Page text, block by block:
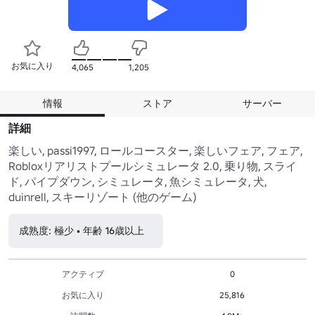
お気に入り 4,065 1,205
情報 ストア サーバー
詳細
楽しい, passi1997, ロールコースター, 楽しいフェア, フェア,
Robloxリアリストプールシミュレータ 2.0, 乗り物, スライ
ド, パイプダウン, シミュレータ, 魚シミュレータ, 犬,
duinrell, スキーリゾート (他のゲーム)
成熟度: 極少 • 年齢 16歳以上
アクティブ
0
お気に入り
25,816